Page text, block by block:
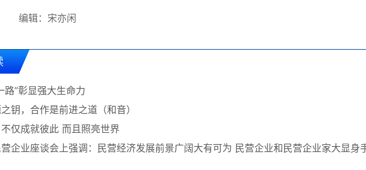
编辑：宋亦闲
路”彰显强大生命力
钥，合作是前进之道（和音）
仅成就彼此 而且照亮世界
企业座谈会上强调：民营经济发展前景广阔大有可为 民营企业和民营企业家大显身